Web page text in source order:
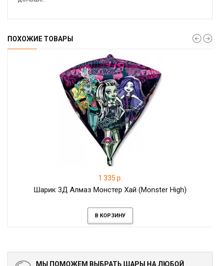
ПОХОЖИЕ ТОВАРЫ
1 335 р.
Шарик 3Д Алмаз Монстер Хай (Monster High)
В КОРЗИНУ
МЫ ПОМОЖЕМ ВЫБРАТЬ ШАРЫ НА ЛЮБОЙ